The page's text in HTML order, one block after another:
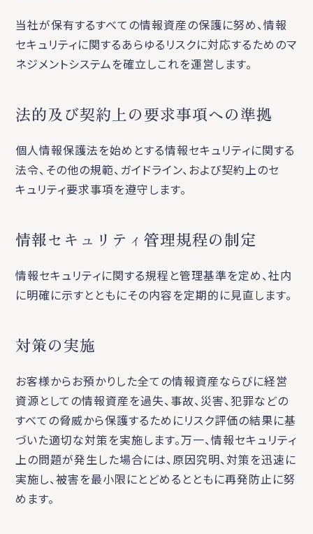
当社が保有するすべての情報資産の保護に努め、情報
セキュリティに関するあらゆるリスクに対応するためのマ
ネジメントシステムを確立しこれを運営します。
法的及び契約上の要求事項への準拠
個人情報保護法を始めとする情報セキュリティに関する
法令、その他の規範、ガイドライン、および契約上のセ
キュリティ要求事項を遵守します。
情報セキュリティ管理規程の制定
情報セキュリティに関する規程と管理基準を定め、社内
に明確に示すとともにその内容を定期的に見直します。
対策の実施
お客様からお預かりした全ての情報資産ならびに経営
資源としての情報資産を過失、事故、災害、犯罪などの
すべての脅威から保護するためにリスク評価の結果に基
づいた適切な対策を実施します。万一、情報セキュリティ
上の問題が発生した場合には、原因究明、対策を迅速に
実施し、被害を最小限にとどめるとともに再発防止に努
めます。